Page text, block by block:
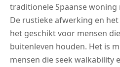
traditionele Spaanse
De rustieke afwerking en
het geschikt voor mensen
buitenleven houden. Het is
mensen die seek walkability